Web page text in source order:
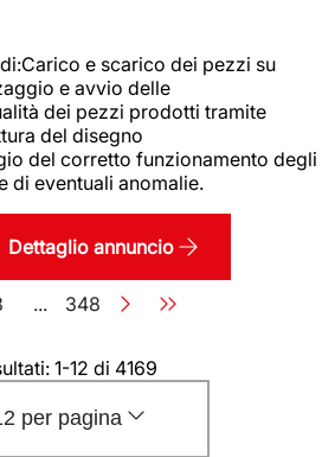
e scarico dei pezzi su
e avvio delle
dei pezzi prodotti tramite
del disegno
del corretto funzionamento degli
di eventuali anomalie.
Dettaglio annuncio
... Pagina
348
1-12 di 4169
per pagina